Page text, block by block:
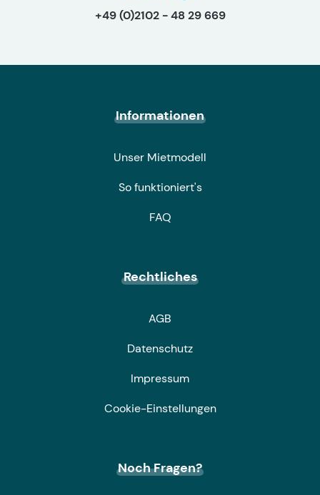
+49 (0)2102 - 48 29 669
Informationen
Unser Mietmodell
So funktioniert's
FAQ
Rechtliches
AGB
Datenschutz
Impressum
Cookie-Einstellungen
Noch Fragen?